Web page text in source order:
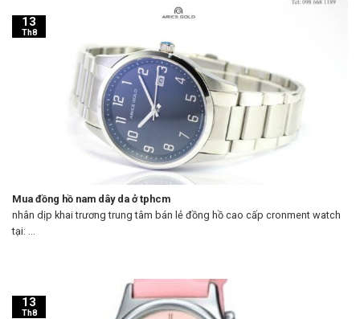
Mua đồng hồ nam dây da ở tphcm
nhân dịp khai trương trung tâm bán lẻ đồng hồ cao cấp cronment watch
tại: ...
13
Th8
13
Th8